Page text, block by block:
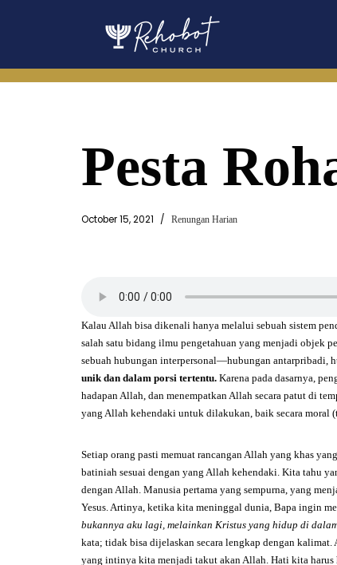
Pesta
October 15, 2021 Renungan Harian
Kalau Allah bisa dikenali hanya melalui sebuah sistem
salah satu bidang ilmu pengetahuan yang menjadi objek
sebuah hubungan interpersonal—hubungan antarpribadi,
unik dan dalam porsi tertentu. Karena pada dasarnya,
hadapan Allah, dan menempatkan Allah secara patut di
yang Allah kehendaki untuk dilakukan, baik secara moral
Setiap orang pasti memuat rancangan Allah yang khas
batiniah sesuai dengan yang Allah kehendaki. Kita tahu
dengan Allah. Manusia pertama yang sempurna, yang
Yesus. Artinya, ketika kita meninggal dunia, Bapa ingin
bukannya aku lagi, melainkan Kristus yang hidup di
kata; tidak bisa dijelaskan secara lengkap dengan
yang intinya kita menjadi takut akan Allah. Hati kita harus